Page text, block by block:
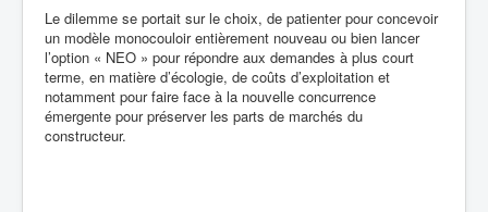
Le dilemme se portait sur le choix, de patienter pour concevoir
un modèle monocouloir entièrement nouveau ou bien lancer
l’option « NEO » pour répondre aux demandes à plus court
terme, en matière d’écologie, de coûts d’exploitation et
notamment pour faire face à la nouvelle concurrence
émergente pour préserver les parts de marchés du
constructeur.